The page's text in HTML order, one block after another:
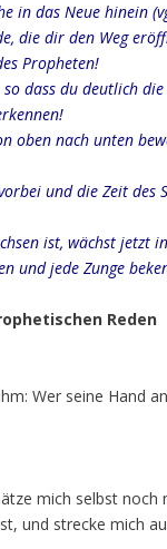
in das Neue hinein
die dir den Weg
Propheten!
dass du deutlich
oben nach unten
und die Zeit des
ist, wächst jetzt
und jede Zunge
Reden
Wer seine Hand
mich selbst noch
und strecke mich